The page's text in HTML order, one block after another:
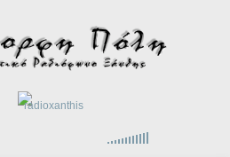
radioxanthis